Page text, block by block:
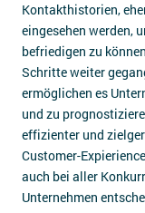
Kontakthistorien,
eingesehen werden,
befriedigen zu
Schritte weiter
ermöglichen es
und zu
effizienter und
Customer-
auch bei aller
Unternehmen